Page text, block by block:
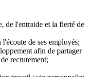
de l'entraide et la fierté de
de ses employés;
afin de partager
recrutement;